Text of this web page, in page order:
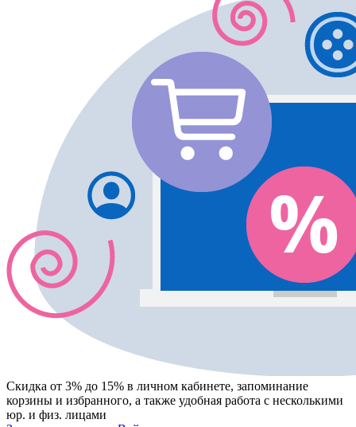
Скидка от 3% до 15% в личном кабинете, запоминание
корзины и избранного, а также удобная работа с несколькими
юр. и физ. лицами